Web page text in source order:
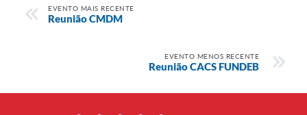
EVENTO MAIS RECENTE
Reunião CMDM
EVENTO MENOS RECENTE
Reunião CACS FUNDEB